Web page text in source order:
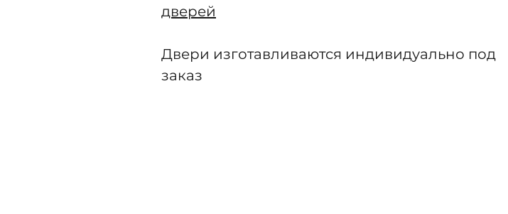
дверей
Двери изготавливаются индивидуально под
заказ